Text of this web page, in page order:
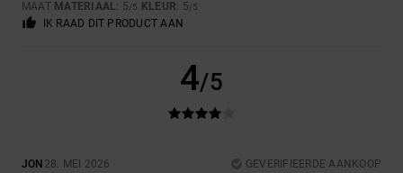
MAAT MATERIAAL: 5/5 KLEUR: 5/5
IK RAAD DIT PRODUCT AAN
4/5
JON 28. MEI 2026
GEVERIFIEERDE AANKOOP